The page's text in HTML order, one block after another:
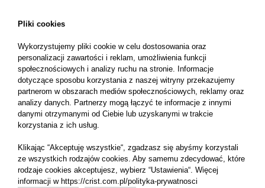
9.06.2026
CRIST rozpoczyna budowę bloku dla kolejnego
Pliki cookies
Wykorzystujemy pliki cookie w celu dostosowania oraz
personalizacji zawartości i reklam, umożliwienia funkcji
społecznościowych i analizy ruchu na stronie. Informacje
dotyczące sposobu korzystania z naszej witryny przekazujemy
partnerom w obszarach mediów społecznościowych, reklamy oraz
analizy danych. Partnerzy mogą łączyć te informacje z innymi
danymi otrzymanymi od Ciebie lub uzyskanymi w trakcie
korzystania z ich usług.
Klikając “Akceptuję wszystkie“, zgadzasz się abyśmy korzystali
ze wszystkich rodzajów cookies. Aby samemu zdecydować, które
rodzaje cookies akceptujesz, wybierz “Ustawienia“. Więcej
informacji w https://crist.com.pl/polityka-prywatnosci